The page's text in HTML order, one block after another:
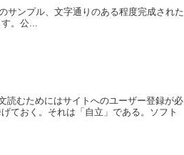
サンプル、文字通りのある程度完成された
。公...
読むためにはサイトへのユーザー登録が必
ておく。それは「自立」である。ソフト